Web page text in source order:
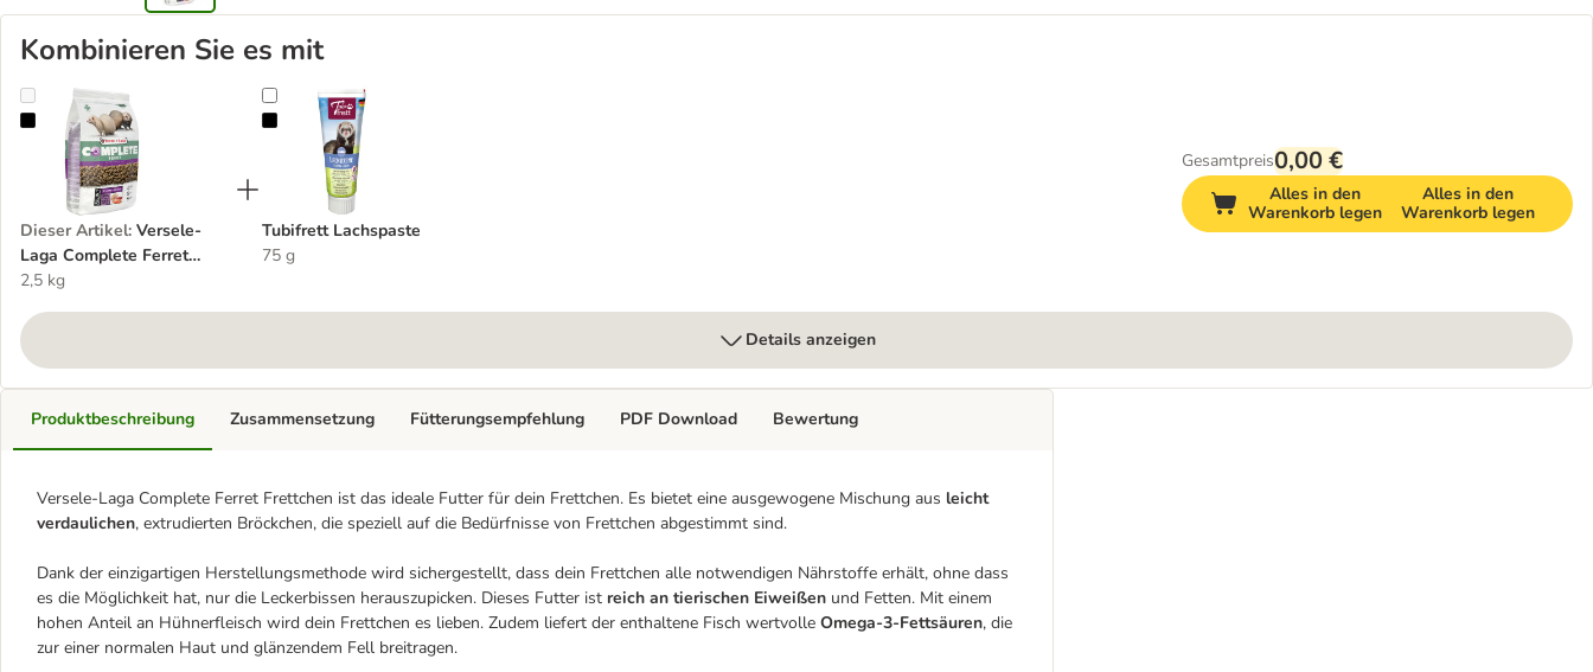
Kombinieren Sie es mit
Versele-Laga Complete Ferret Frettchen
Dieser Artikel: Versele-
Laga Complete Ferret
Frettchen
2,5 kg
Tubifrett Lachspaste
Tubifrett Lachspaste
75 g
Gesamtpreis0,00 €
Alles in den
Warenkorb legen
Alles in den
Warenkorb legen
Details anzeigen
Produktbeschreibung
Versele-Laga Complete Ferret Frettchen ist das ideale Futter für dein Frettchen. Es bietet eine ausgewogene Mischung aus leicht
verdaulichen, extrudierten Bröckchen, die speziell auf die Bedürfnisse von Frettchen abgestimmt sind.
Dank der einzigartigen Herstellungsmethode wird sichergestellt, dass dein Frettchen alle notwendigen Nährstoffe erhält, ohne dass
es die Möglichkeit hat, nur die Leckerbissen herauszupicken. Dieses Futter ist reich an tierischen Eiweißen und Fetten. Mit einem
hohen Anteil an Hühnerfleisch wird dein Frettchen es lieben. Zudem liefert der enthaltene Fisch wertvolle Omega-3-Fettsäuren, die
zur einer normalen Haut und glänzendem Fell breitragen.
Zusammensetzung Fütterungsempfehlung PDF Download Bewertung